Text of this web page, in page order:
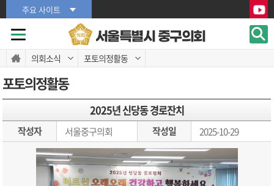
본문바로가기
본문바로가기
주요 사이트
서울특별시 중구의회
의회소식 포토의정활동
포토의정활동
2025년 신당동 경로잔치
작성자 서울중구의회 작성일 2025-10-29